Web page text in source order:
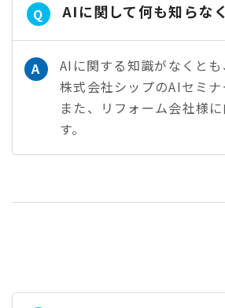
Q AIに関して何も知らな
A
AIに関する知識がなくと
株式会社シップのAIセミ
また、リフォーム会社様
す。